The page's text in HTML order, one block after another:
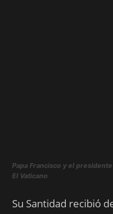
Papa Francisco y el
El Vaticano
Su Santidad recibió